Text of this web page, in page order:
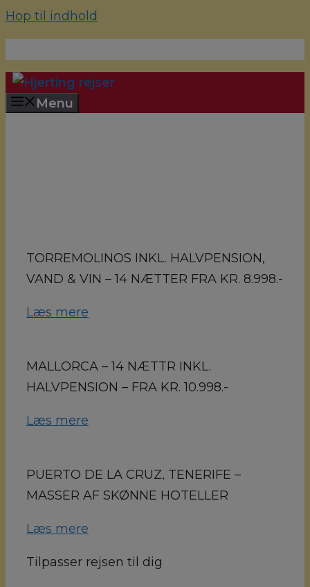
Hop til indhold
Menu
TORREMOLINOS INKL. HALVPENSION,
VAND & VIN – 14 NÆTTER FRA KR. 8.998.-
Læs mere
MALLORCA – 14 NÆTTR INKL.
HALVPENSION – FRA KR. 10.998.-
Læs mere
PUERTO DE LA CRUZ, TENERIFE –
MASSER AF SKØNNE HOTELLER
Læs mere
Tilpasser rejsen til dig